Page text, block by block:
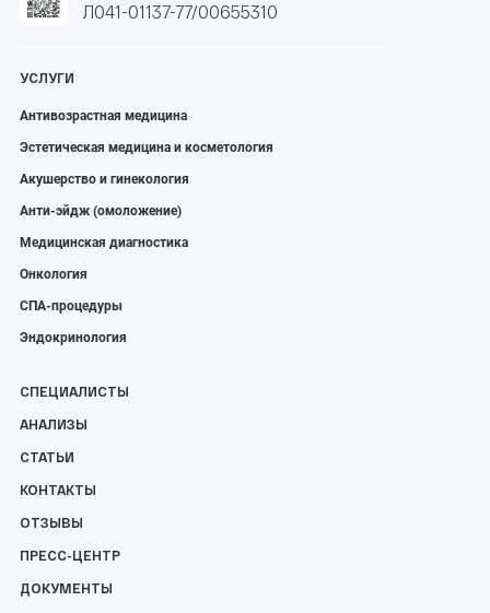
Л041-01137-77/00655310
УСЛУГИ
Антивозрастная медицина
Эстетическая медицина и косметология
Акушерство и гинекология
Анти-эйдж (омоложение)
Медицинская диагностика
Онкология
СПА-процедуры
Эндокринология
СПЕЦИАЛИСТЫ
АНАЛИЗЫ
СТАТЬИ
КОНТАКТЫ
ОТЗЫВЫ
ПРЕСС-ЦЕНТР
ДОКУМЕНТЫ